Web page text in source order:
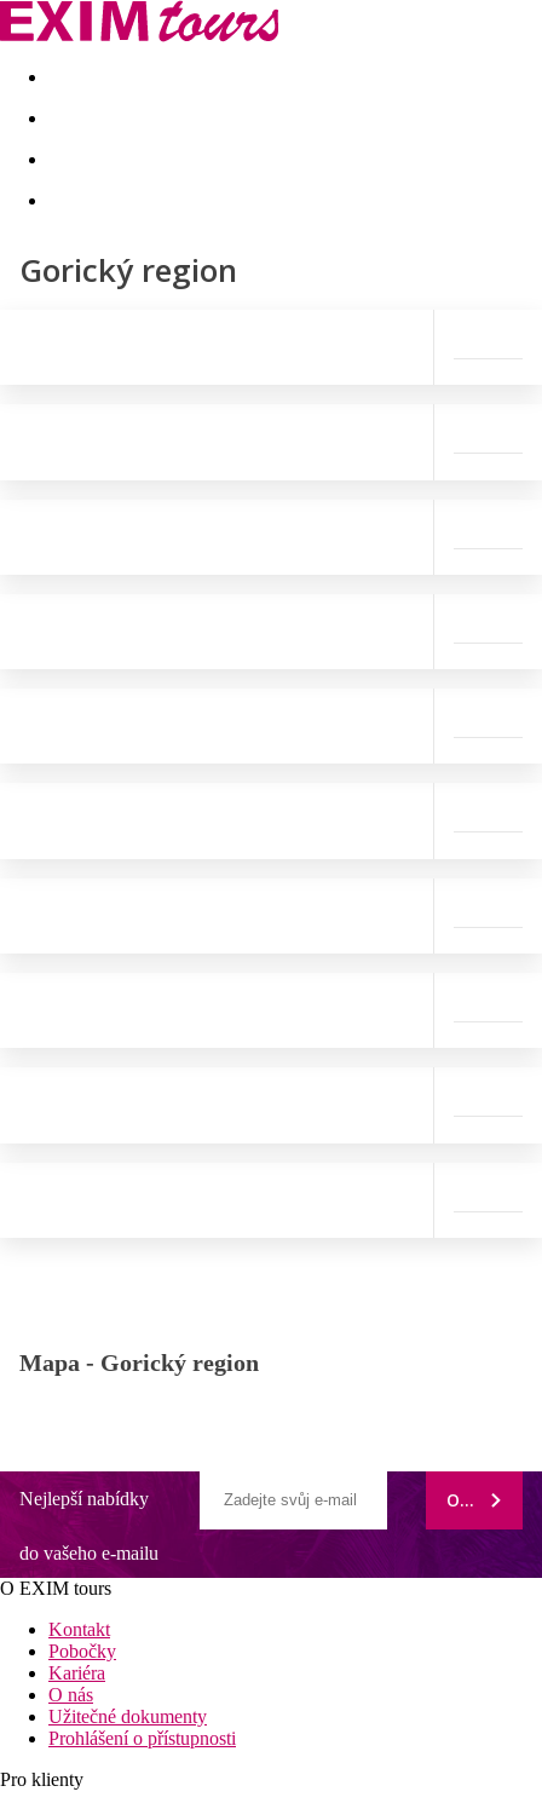
Akční nabídky Last minute
Gorický region
Mapa - Gorický region
Nejlepší nabídky
do vašeho e-mailu
ODEBÍRAT
O EXIM tours
Kontakt
Pobočky
Kariéra
O nás
Užitečné dokumenty
Prohlášení o přístupnosti
Pro klienty